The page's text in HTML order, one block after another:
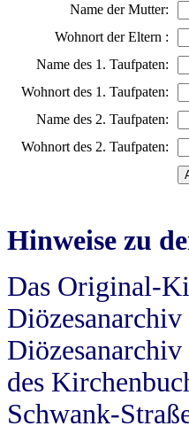
Name der Mutter:
Wohnort der Eltern :
Name des 1. Taufpaten:
Wohnort des 1. Taufpaten:
Name des 2. Taufpaten:
Wohnort des 2. Taufpaten:
Hinweise zu
Das Original-
des
Schwank-